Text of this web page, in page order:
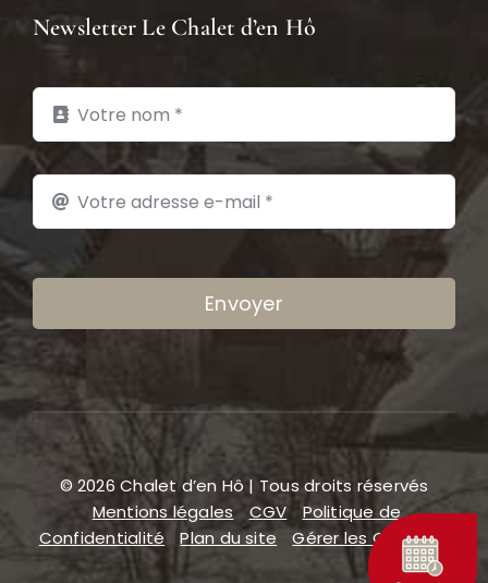
Newsletter Le Chalet d’en Hô
Envoyer
© 2026 Chalet d’en Hô | Tous droits réservés
Mentions légales
CGV
Politique de
Confidentialité
Plan du site Gérer les COOKIES